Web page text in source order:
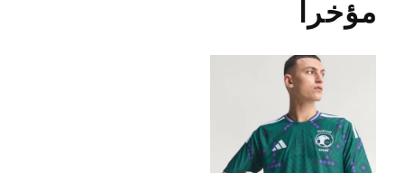
مؤخراً